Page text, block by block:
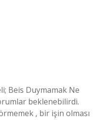
Beis Duymamak Ne
beklenebilirdi.
, bir işin olması